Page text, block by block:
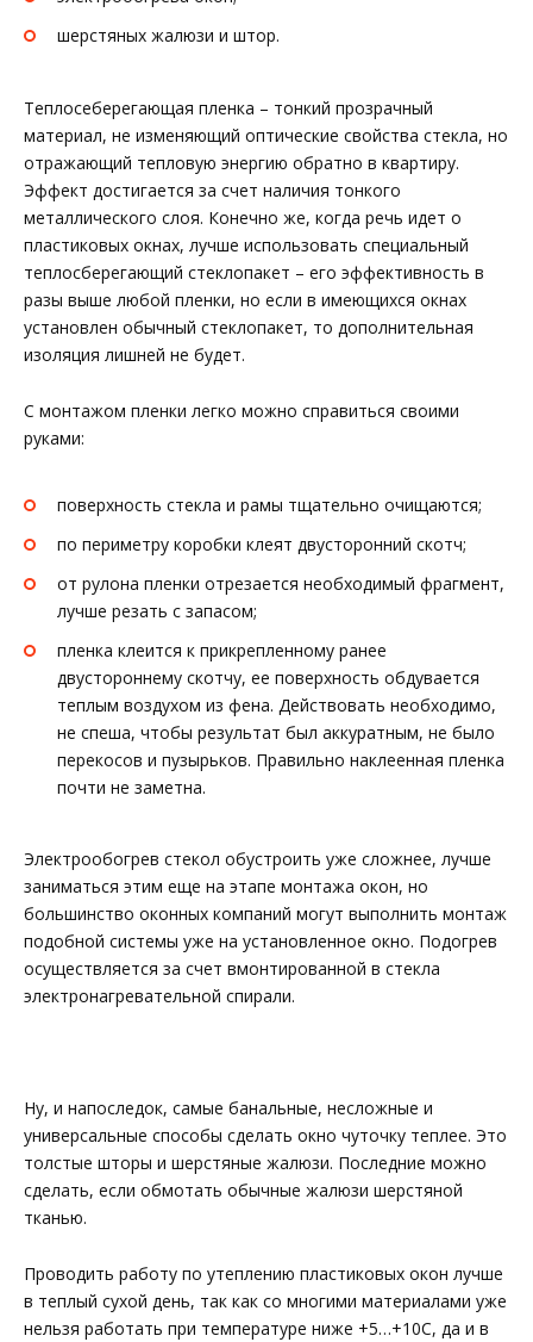
шерстяных жалюзи и штор.
Теплосеберегающая пленка – тонкий прозрачный
материал, не изменяющий оптические свойства стекла, но
отражающий тепловую энергию обратно в квартиру.
Эффект достигается за счет наличия тонкого
металлического слоя. Конечно же, когда речь идет о
пластиковых окнах, лучше использовать специальный
теплосберегающий стеклопакет – его эффективность в
разы выше любой пленки, но если в имеющихся окнах
установлен обычный стеклопакет, то дополнительная
изоляция лишней не будет.
С монтажом пленки легко можно справиться своими
руками:
поверхность стекла и рамы тщательно очищаются;
по периметру коробки клеят двусторонний скотч;
от рулона пленки отрезается необходимый фрагмент,
лучше резать с запасом;
пленка клеится к прикрепленному ранее
двустороннему скотчу, ее поверхность обдувается
теплым воздухом из фена. Действовать необходимо,
не спеша, чтобы результат был аккуратным, не было
перекосов и пузырьков. Правильно наклеенная пленка
почти не заметна.
Электрообогрев стекол обустроить уже сложнее, лучше
заниматься этим еще на этапе монтажа окон, но
большинство оконных компаний могут выполнить монтаж
подобной системы уже на установленное окно. Подогрев
осуществляется за счет вмонтированной в стекла
электронагревательной спирали.
Ну, и напоследок, самые банальные, несложные и
универсальные способы сделать окно чуточку теплее. Это
толстые шторы и шерстяные жалюзи. Последние можно
сделать, если обмотать обычные жалюзи шерстяной
тканью.
Проводить работу по утеплению пластиковых окон лучше
в теплый сухой день, так как со многими материалами уже
нельзя работать при температуре ниже +5…+10С, да и в